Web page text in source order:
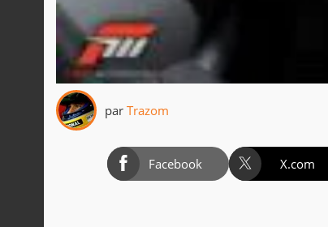
par Trazom
Facebook X.com